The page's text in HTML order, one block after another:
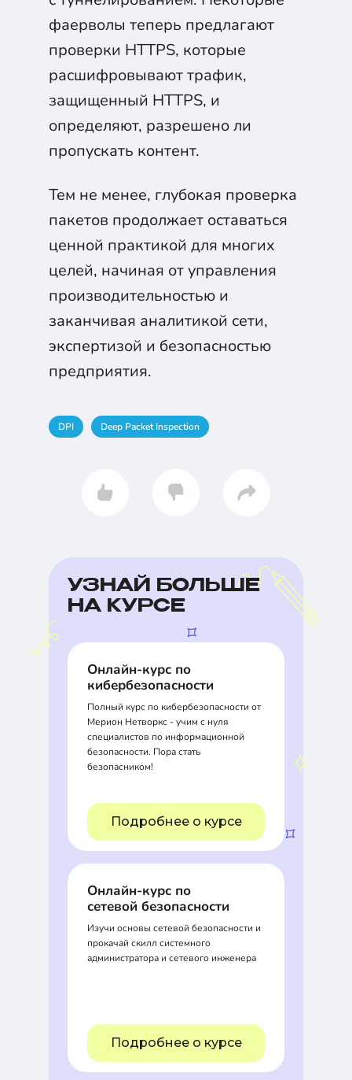
фаерволы теперь предлагают
проверки HTTPS, которые
расшифровывают трафик,
защищенный HTTPS, и
определяют, разрешено ли
пропускать контент.
Тем не менее, глубокая проверка
пакетов продолжает оставаться
ценной практикой для многих
целей, начиная от управления
производительностью и
заканчивая аналитикой сети,
экспертизой и безопасностью
предприятия.
DPI Deep Packet Inspection
УЗНАЙ БОЛЬШЕ
НА КУРСЕ
Онлайн-курс по
кибербезопасности
Полный курс по кибербезопасности от
Мерион Нетворкс - учим с нуля
специалистов по информационной
безопасности. Пора стать
безопасником!
Подробнее о курсе
Онлайн-курс по
сетевой безопасности
Изучи основы сетевой безопасности и
прокачай скилл системного
администратора и сетевого инженера
Подробнее о курсе